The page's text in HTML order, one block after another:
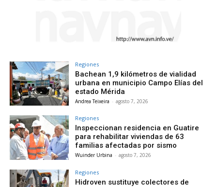
Regiones
Bachean 1,9 kilómetros de vialidad
urbana en municipio Campo Elías del
estado Mérida
Andrea Teixeira - agosto 7, 2026
Regiones
Inspeccionan residencia en Guatire
para rehabilitar viviendas de 63
familias afectadas por sismo
Wuinder Urbina - agosto 7, 2026
Regiones
Hidroven sustituye colectores de